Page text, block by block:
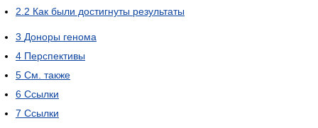
2.2 Как были достигнуты результаты
3 Доноры генома
4 Перспективы
5 См. также
6 Ссылки
7 Ссылки